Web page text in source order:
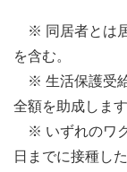
※ 同居者とは
を含む。
※ 生活保護受
全額を助成します
※ いずれのワク
日までに接種し